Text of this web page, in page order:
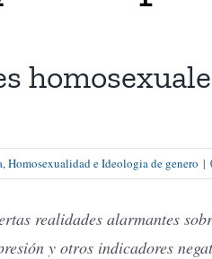
,Homosexualidad e Ideologia de genero |
realidades alarmantes
y otros indicadores